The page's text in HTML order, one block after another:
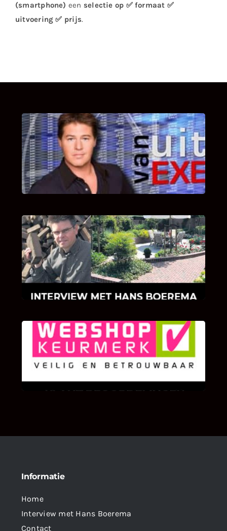
(smartphone) een selectie op ✅ formaat ✅
uitvoering ✅ prijs.
UITSTEL VAN EXECUTIE
Bekijk hier de fragmenten van de deelname
van Bricks and Stones aan dit programma.
INTERVIEW MET HANS BOEREMA
Hoe Bricks and Stones ontstaan is en wat
Hans Boerema motiveert in de wereld van
klinkers en tegels!
KLANT BEOORDELINGEN
We zijn er zeer op gesteld om te weten wat u
als klant van ons en onze diensten vindt.
Informatie
Home
Interview met Hans Boerema
Contact